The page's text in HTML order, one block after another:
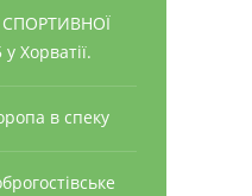
СПОРТИВНОЇ
Хорватії.
в спеку